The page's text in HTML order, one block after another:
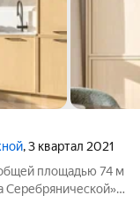
, 3 квартал 2021
площадью 74 м
Серебрянической».